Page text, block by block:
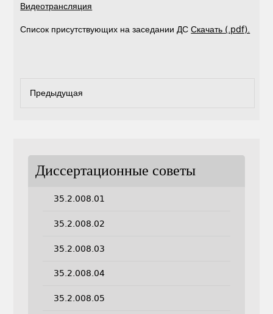
Видеотрансляция
Список присутствующих на заседании ДССкачать (.pdf).
Предыдущая
Диссертационные советы
35.2.008.01
35.2.008.02
35.2.008.03
35.2.008.04
35.2.008.05